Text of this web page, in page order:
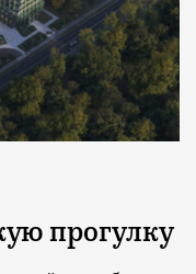
прогулку